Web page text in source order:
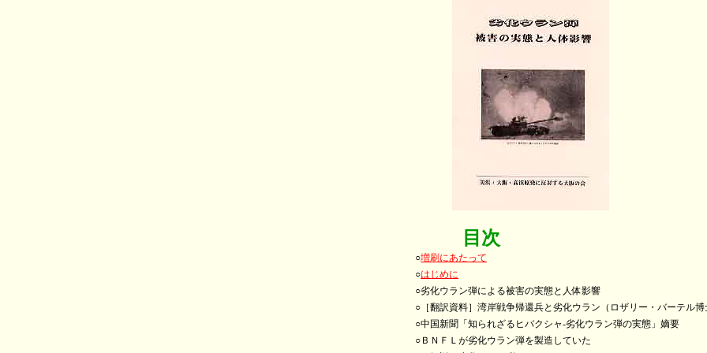
目次
○増刷にあたって
○はじめに
○劣化ウラン弾による被害の実態と人体影響
○［翻訳資料］湾岸戦争帰還兵と劣化ウラン（ロザリー・バーテル博
○中国新聞「知られざるヒバクシャ-劣化ウラン弾の実態」嫡要
○ＢＮＦＬが劣化ウラン弾を製造していた